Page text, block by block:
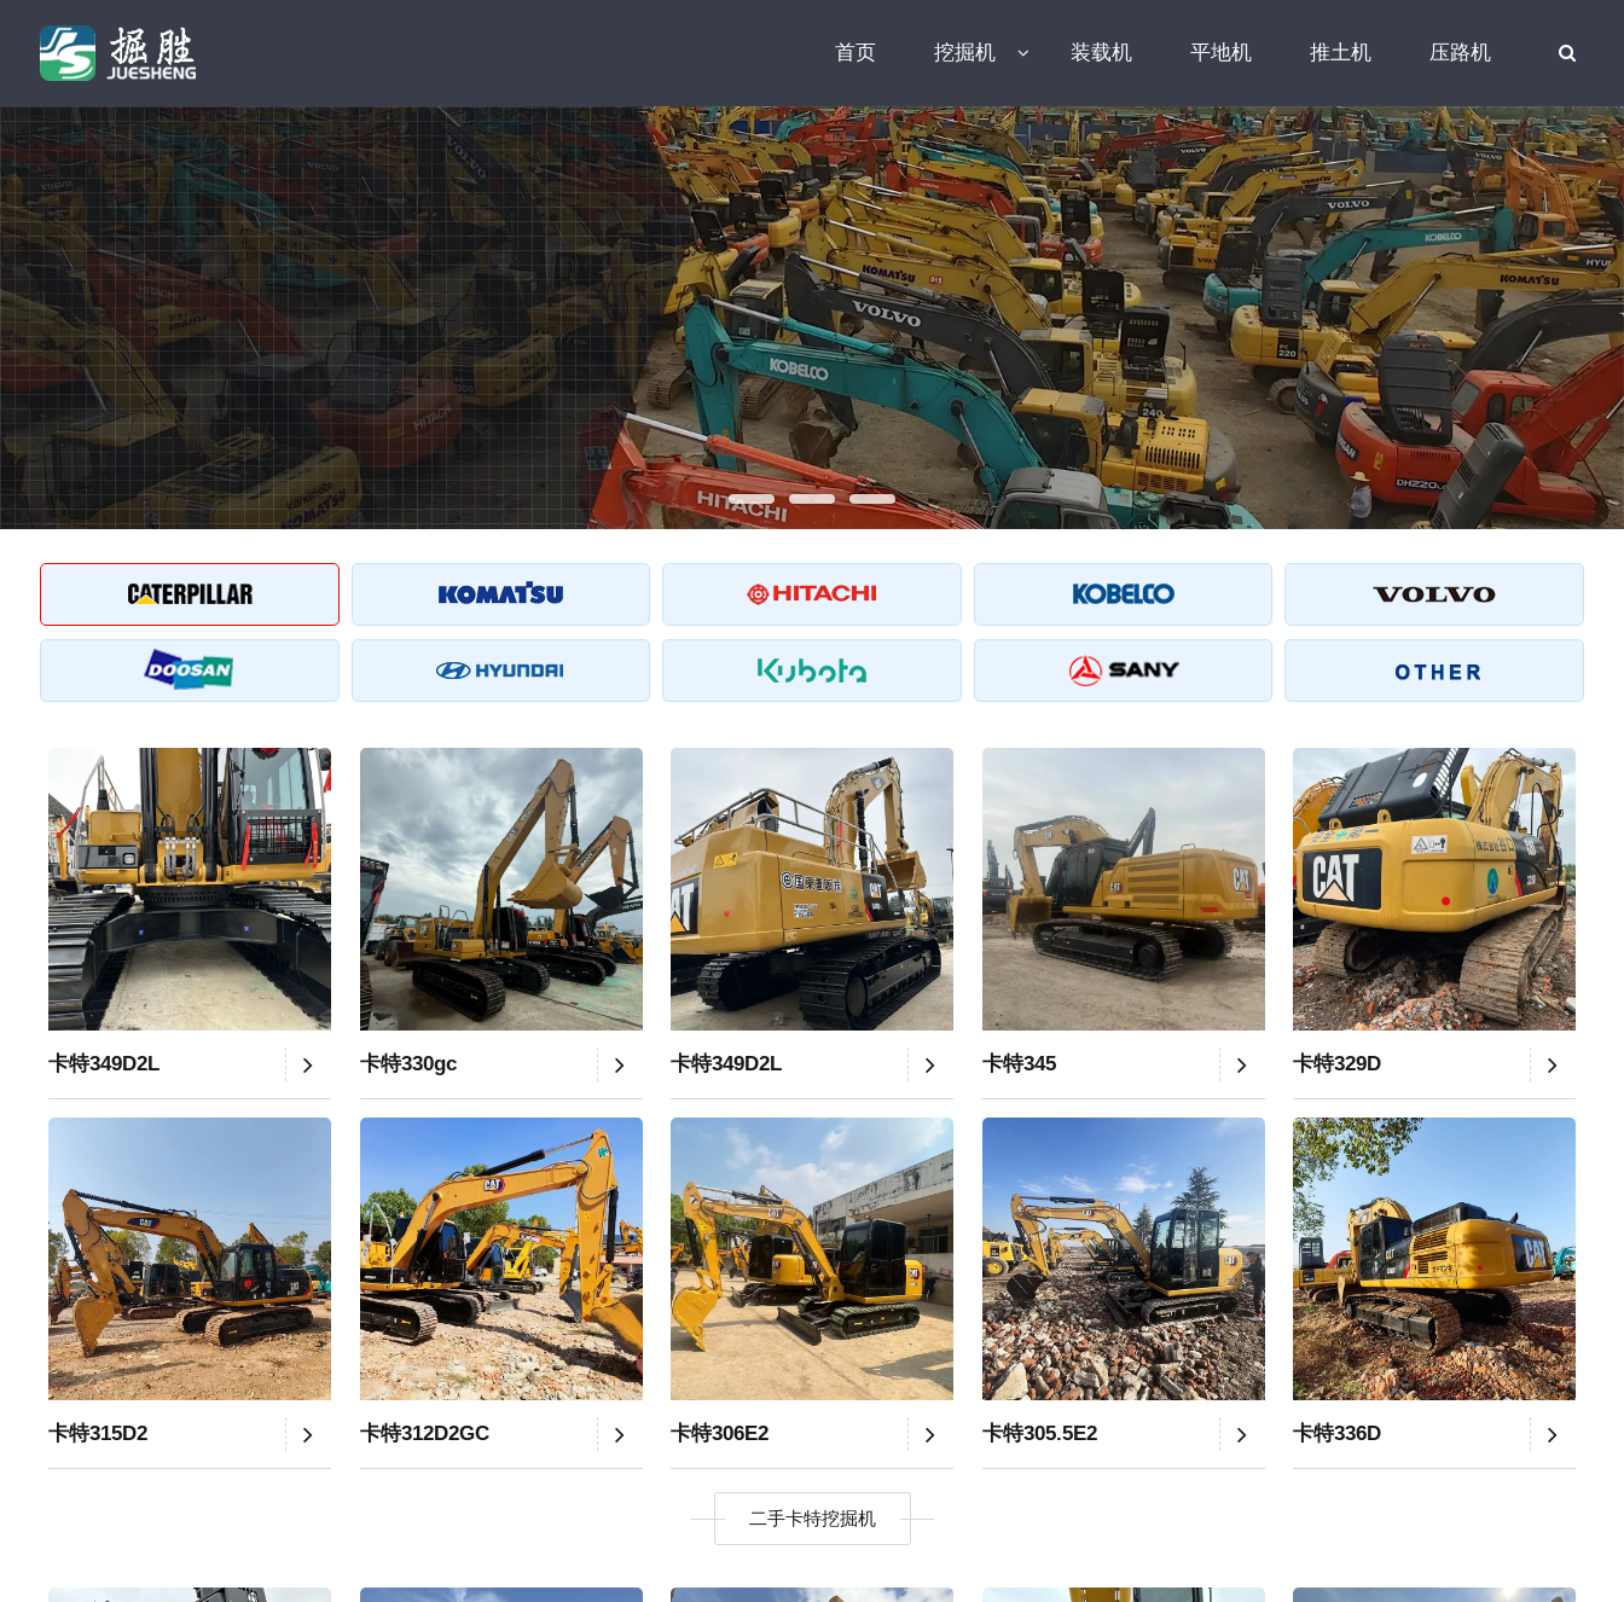
首页 挖掘机 装载机 平地机 推土机 压路机
卡特349D2L 卡特330gc 卡特349D2L 卡特345 卡特329D
卡特315D2 卡特312D2GC 卡特306E2 卡特305.5E2 卡特336D
二手卡特挖掘机